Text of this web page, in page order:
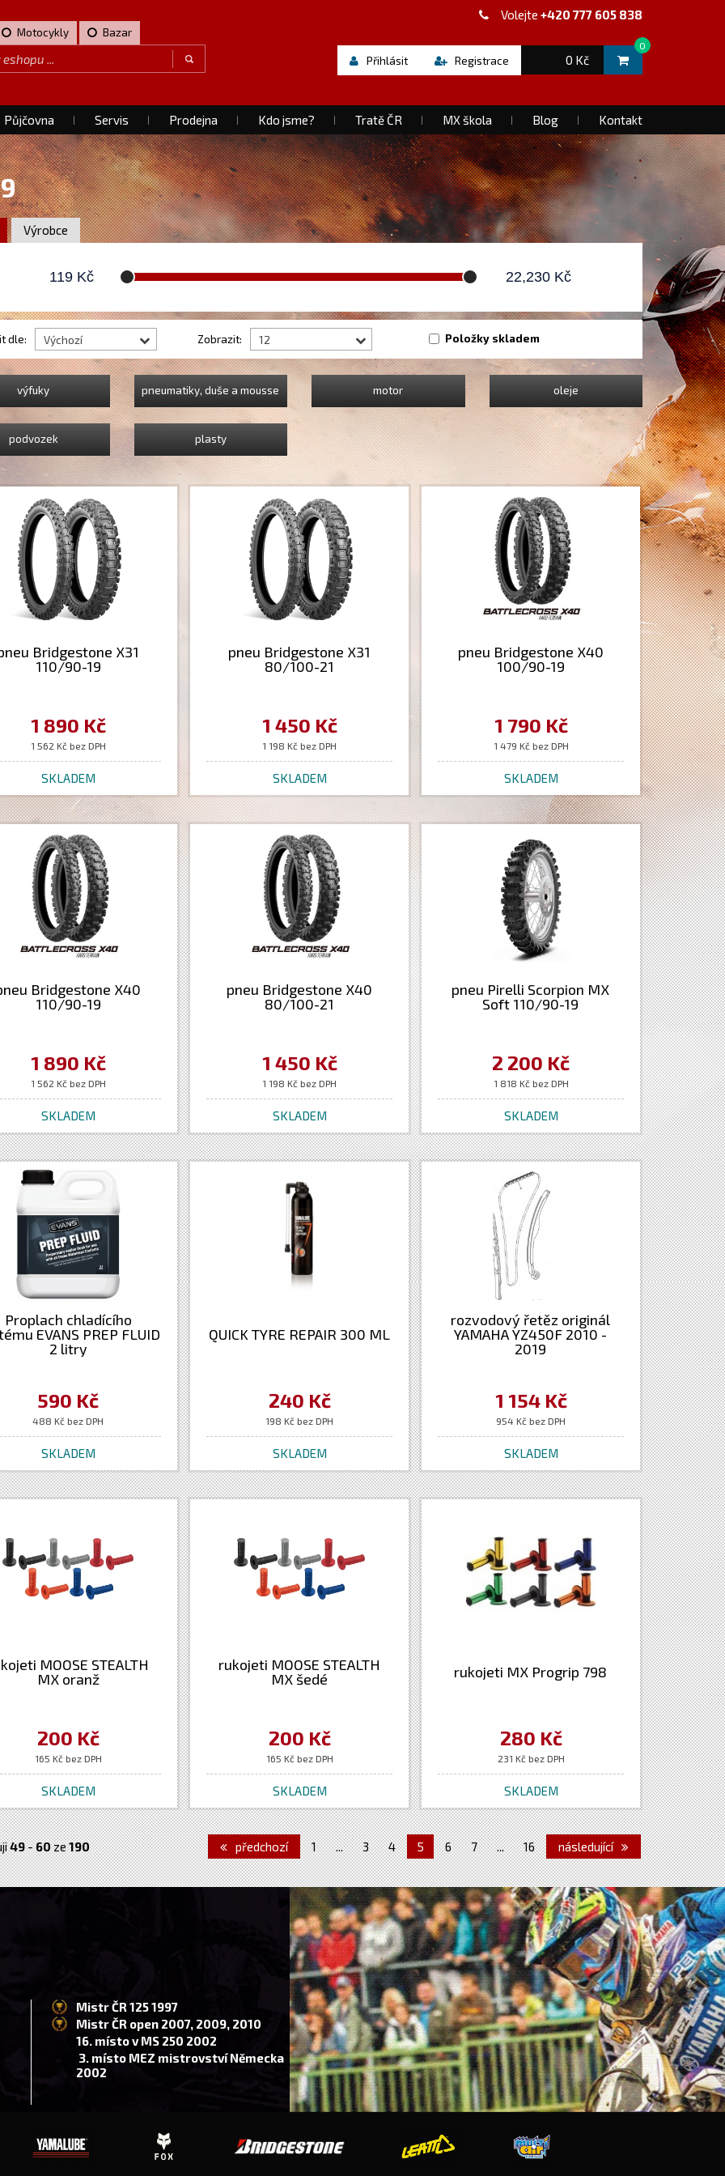
Volejte +420 777 605 838
Motocykly Bazar
0 Kč
0
Přihlásit Registrace
Půjčovna Servis Prodejna Kdo jsme? Tratě ČR MX škola Blog Kontakt
Výrobce
119 Kč 22,230Kč
dle: Výchozí Zobrazit: 12 Položky skladem
výfuky pneumatiky, duše a mousse motor oleje
podvozek plasty
Bridgestone X31
110/90-19
1 890 Kč
1 562 Kč bez DPH
SKLADEM
pneu Bridgestone X31
80/100-21
1 450 Kč
1 198 Kč bez DPH
SKLADEM
pneu Bridgestone X40
100/90-19
1 790 Kč
1 479 Kč bez DPH
SKLADEM
Bridgestone X40
110/90-19
1 890 Kč
1 562 Kč bez DPH
SKLADEM
pneu Bridgestone X40
80/100-21
1 450 Kč
1 198 Kč bez DPH
SKLADEM
pneu Pirelli Scorpion MX
Soft 110/90-19
2 200 Kč
1 818 Kč bez DPH
SKLADEM
Proplach chladícího
EVANS PREP FLUID
2 litry
590 Kč
488 Kč bez DPH
SKLADEM
QUICK TYRE REPAIR 300 ML
240 Kč
198 Kč bez DPH
SKLADEM
rozvodový řetěz originál
YAMAHA YZ450F 2010 -
2019
1 154 Kč
954 Kč bez DPH
SKLADEM
MOOSE STEALTH
MX oranž
200 Kč
165 Kč bez DPH
SKLADEM
rukojeti MOOSE STEALTH
MX šedé
200 Kč
165 Kč bez DPH
SKLADEM
rukojeti MX Progrip 798
280 Kč
231 Kč bez DPH
SKLADEM
49-60ze190 předchozí 1 ... 3 4 5 6 7 ... 16 následující
Mistr ČR 125 1997
Mistr ČR open 2007, 2009, 2010
16. místo v MS 250 2002
3. místo MEZ mistrovství Německa
2002